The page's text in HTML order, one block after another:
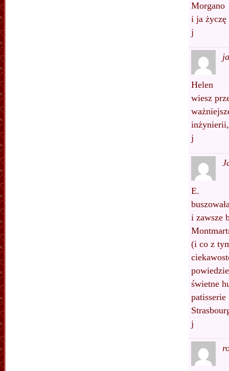
Morgano
i ja życzę
j
Helen
wiesz
inżynierii,
j
E.
i zawsze
(i co z
świetne
j